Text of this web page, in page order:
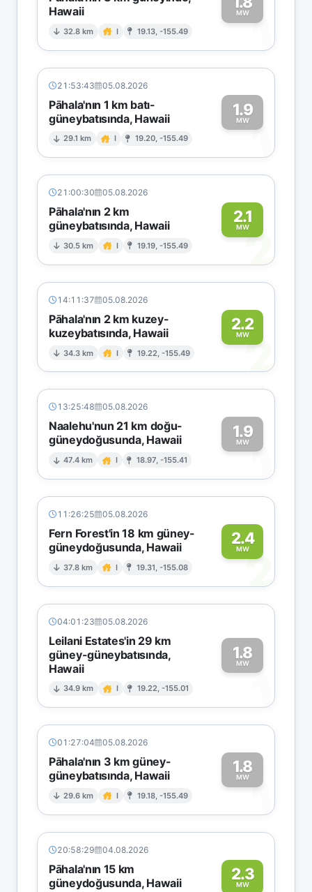
Hawaii
32.8 km I 19.13, -155.49
MW1
21:53:43 05.08.2026
Pāhala'nın 1 km batı-
güneybatısında, Hawaii
29.1 km I 19.20, -155.49
1.9
MW1
21:00:30 05.08.2026
Pāhala'nın 2 km
güneybatısında, Hawaii
30.5 km I 19.19, -155.49
2.1
MW
2
14:11:37 05.08.2026
Pāhala'nın 2 km kuzey-
kuzeybatısında, Hawaii
34.3 km I 19.22, -155.49
2.2
MW2
13:25:48 05.08.2026
Naalehu'nun 21 km doğu-
güneydoğusunda, Hawaii
47.4 km I 18.97, -155.41
1.9
MW1
11:26:25 05.08.2026
Fern Forest'in 18 km güney-
güneydoğusunda, Hawaii
37.8 km I 19.31, -155.08
2.4
MW2
04:01:23 05.08.2026
Leilani Estates'in 29 km
güney-güneybatısında,
Hawaii
34.9 km I 19.22, -155.01
1.8
MW
1
01:27:04 05.08.2026
Pāhala'nın 3 km güney-
güneybatısında, Hawaii
29.6 km I 19.18, -155.49
1.8
MW1
20:58:29 04.08.2026
Pāhala'nın 15 km
güneydoğusunda, Hawaii
2.3
MW